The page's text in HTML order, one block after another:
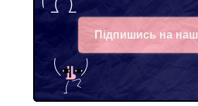
Підпишись на наш
Telegram